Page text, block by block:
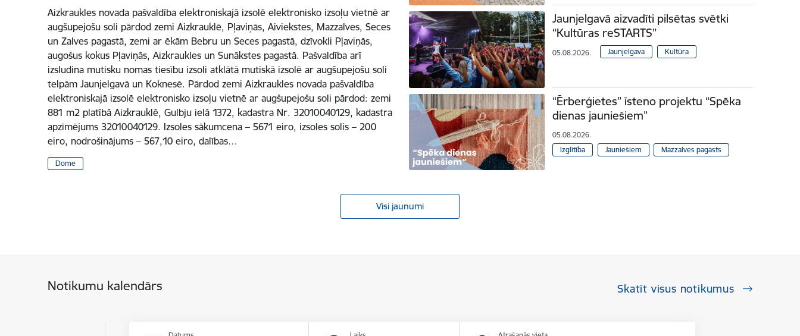
Aizkraukles novada pašvaldība elektroniskajā izsolē elektronisko izsoļu vietnē ar
augšupejošu soli pārdod zemi Aizkrauklē, Pļaviņās, Aiviekstes, Mazzalves, Seces
un Zalves pagastā, zemi ar ēkām Bebru un Seces pagastā, dzīvokli Pļaviņās,
augošus kokus Pļaviņās, Aizkraukles un Sunākstes pagastā. Pašvaldība arī
izsludina mutisku nomas tiesību izsoli atklātā mutiskā izsolē ar augšupejošu soli
telpām Jaunjelgavā un Koknesē. Pārdod zemi Aizkraukles novada pašvaldība
elektroniskajā izsolē elektronisko izsoļu vietnē ar augšupejošu soli pārdod: zemi
881 m2 platībā Aizkrauklē, Gulbju ielā 1372, kadastra Nr. 32010040129, kadastra
apzīmējums 32010040129. Izsoles sākumcena – 5671 eiro, izsoles solis – 200
eiro, nodrošinājums – 567,10 eiro, dalības…
Dome
Jaunjelgavā aizvadīti pilsētas svētki
“Kultūras reSTARTS”
05.08.2026. Jaunjelgava Kultūra
“Ērberģietes” īsteno projektu “Spēka
dienas jauniešiem”
05.08.2026.
Izglītība
Jauniešiem Mazzalves pagasts
Visi jaunumi
Notikumu kalendārs Skatīt visus notikumus